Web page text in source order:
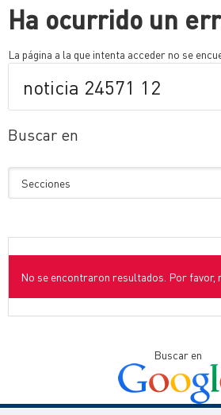
Ha ocurrido un
La página a la que intenta acceder no se
Buscar en
No se encontraron resultados. Por favor,
Buscar en